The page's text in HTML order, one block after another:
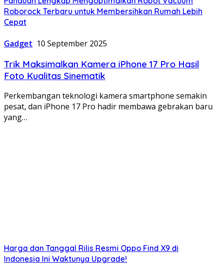
Roborock Terbaru untuk Membersihkan Rumah Lebih
Cepat
Gadget 10 September 2025
Trik Maksimalkan Kamera iPhone 17 Pro Hasil
Foto Kualitas Sinematik
Perkembangan teknologi kamera smartphone semakin
pesat, dan iPhone 17 Pro hadir membawa gebrakan baru
yang…
Harga dan Tanggal Rilis Resmi Oppo Find X9 di
Indonesia Ini Waktunya Upgrade!